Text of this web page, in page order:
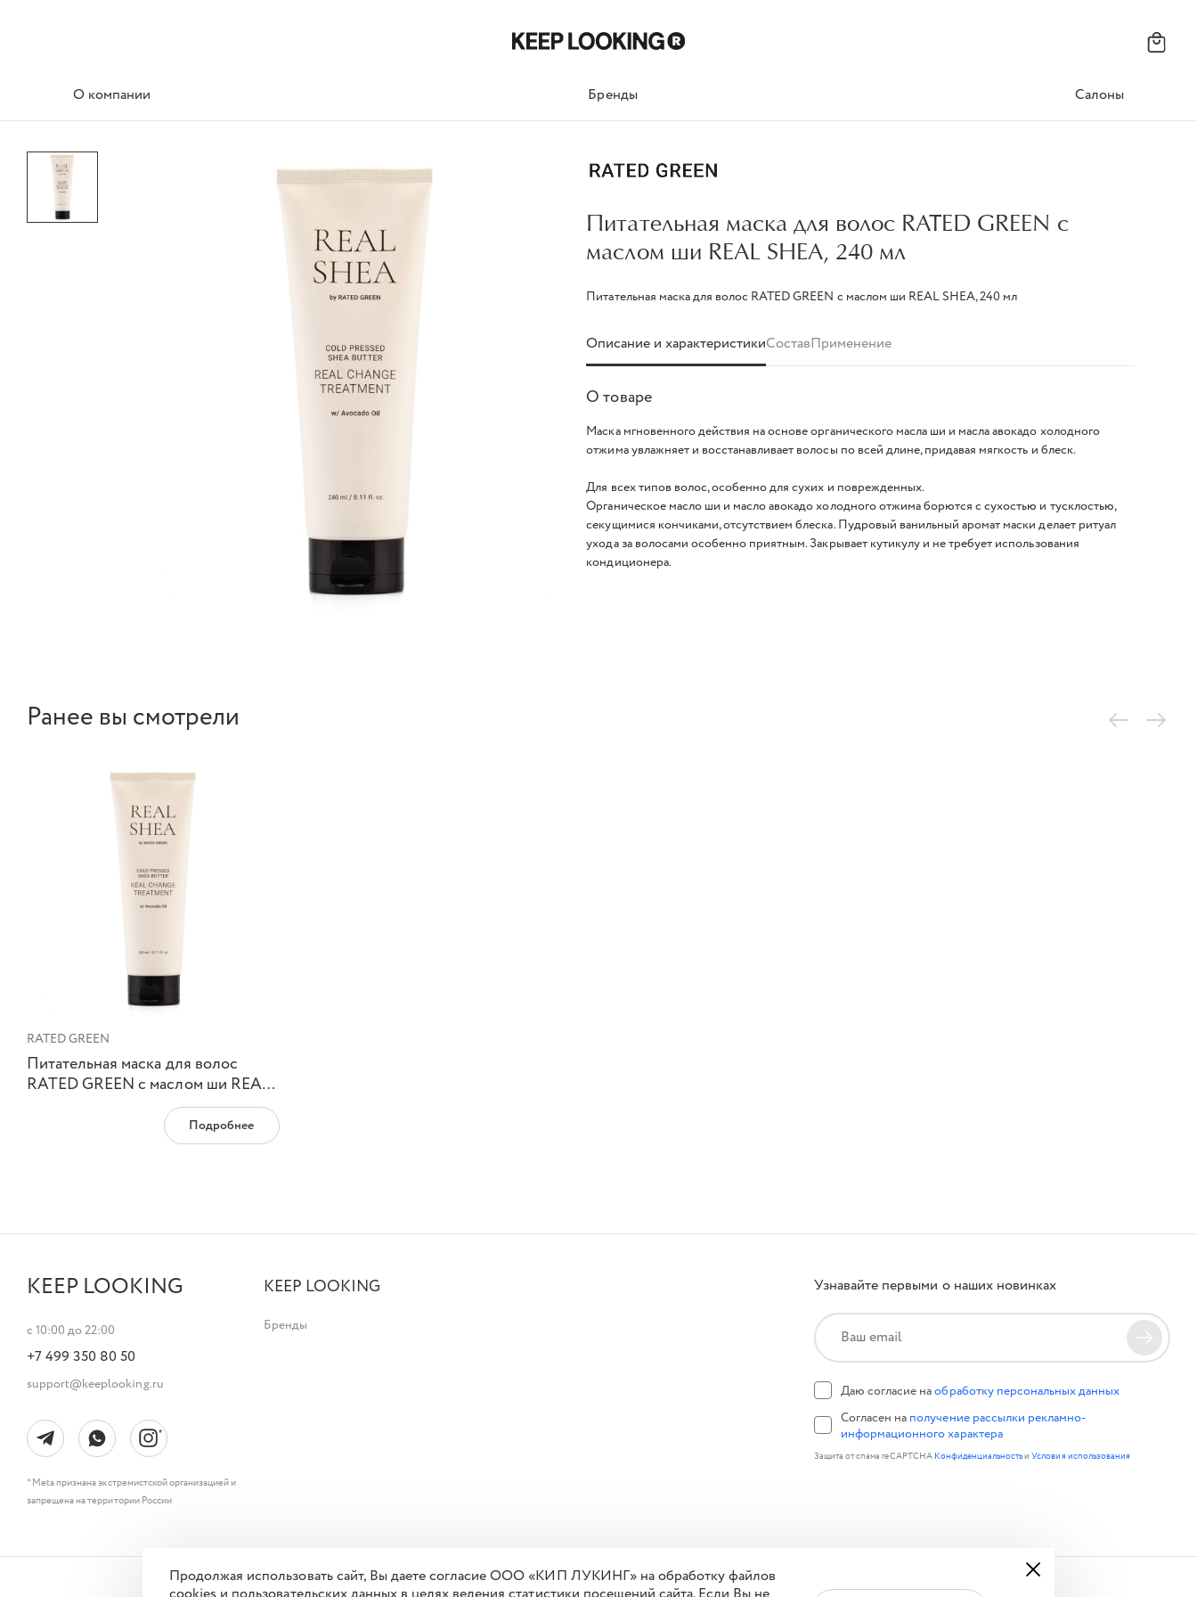
О компании Бренды Салоны
Питательная маска для волос RATED GREEN с
маслом ши REAL SHEA, 240 мл
Питательная маска для волос RATED GREEN с маслом ши REAL SHEA, 240 мл
Описание и характеристикиСоставПрименение
О товаре
Маска мгновенного действия на основе органического масла ши и масла авокадо холодного
отжима увлажняет и восстанавливает волосы по всей длине, придавая мягкость и блеск.
Для всех типов волос, особенно для сухих и поврежденных.
Органическое масло ши и масло авокадо холодного отжима борются с сухостью и тусклостью,
секущимися кончиками, отсутствием блеска. Пудровый ванильный аромат маски делает ритуал
ухода за волосами особенно приятным. Закрывает кутикулу и не требует использования
кондиционера.
Ранее вы смотрели
RATED GREEN
Питательная маска для волос
RATED GREEN с маслом ши REAL
Подробнее
KEEP LOOKING KEEP LOOKING
Бренды
с 10:00 до 22:00
+7 499 350 80 50
support@keeplooking.ru
* Meta признана экстремистской организацией и
запрещена на территории России
Узнавайте первыми о наших новинках
Даю согласие наобработку персональных данных
Согласен на получение рассылки рекламно-
информационного характера
Защита от спама reCAPTCHA КонфиденциальностьиУсловия использования
Продолжая использовать сайт, Вы даете согласие ООО «КИП ЛУКИНГ» на обработку файлов